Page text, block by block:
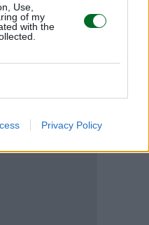
Use,
of my
with the
Privacy Policy
preferita